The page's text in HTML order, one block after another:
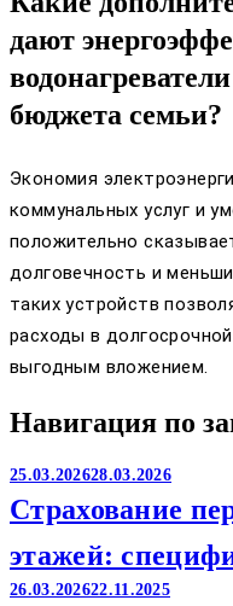
дают
бюджета семьи?
Экономия
коммунальных услуг и
положительно
долговечность и
таких устройств
расходы в
выгодным вложением.
Навигация по
25.03.202628.03.2026
Страхование
этажей:
26.03.202622.11.2025